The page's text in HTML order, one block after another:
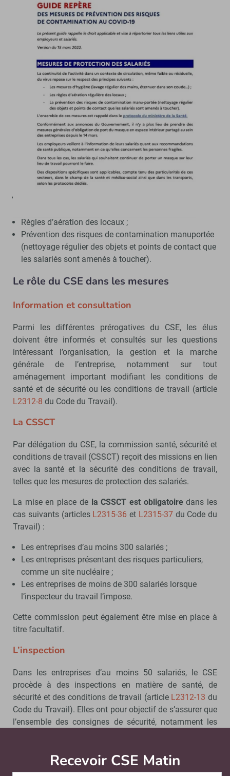
« Guide repère sur la prévention des risques de contamination
au Covid hors épidémie » - © News Tank.
La mise à disposition du guide fait suite à l’annonce de
la disparition du PNE (Protocole sanitaire national en
entreprise) et a été annoncée par Élisabeth Borne, la
ministre du Travail de l’Emploi et de l’Insertion, sur LCI, le
08/03/2022.
Les mesures de protection des salariés sont rappelées
dans leprotocole du ministère de la Santé
principales sont les suivantes :
Règles d’aération des locaux ;
Prévention des risques de contamination manuportée
(nettoyage régulier des objets et points de contact que
les salariés sont amenés à toucher).
Le rôle du CSE dans les mesures
Information et consultation
Parmi les différentes prérogatives du CSE, les élus
doivent être informés et consultés sur les questions
intéressant l’organisation, la gestion et la marche
générale de l’entreprise, notamment sur tout
aménagement important modifiant les conditions de
santé et de sécurité ou les conditions de travail (article
L2312-8 du Code du Travail).
La CSSCT
Par délégation du CSE, la commission santé, sécurité et
conditions de travail (CSSCT) reçoit des missions en lien
avec la santé et la sécurité des conditions de travail,
telles que les mesures de protection des salariés.
La mise en place de la CSSCT est obligatoiredans les
cas suivants (articles L2315-36 et L2315-37du Code du
Travail) :
Les entreprises d’au moins 300 salariés ;
Les entreprises présentant des risques particuliers,
comme un site nucléaire ;
Les entreprises de moins de 300 salariés lorsque
l’inspecteur du travail l’impose.
Cette commission peut également être mise en place à
titre facultatif.
L’inspection
Dans les entreprises d’au moins 50 salariés, le CSE
procède à des inspections en matière de santé, de
sécurité et des conditions de travail (article L2312-13 du
Code du Travail). Elles ont pour objectif de s’assurer que
l’ensemble des consignes de sécurité, notamment les
Recevoir CSE Matin